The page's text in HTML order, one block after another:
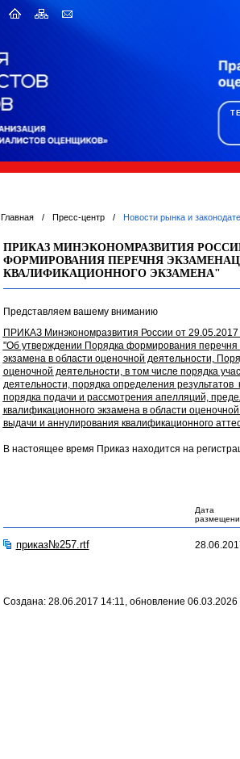
Главная / Пресс-центр / Новости рынка и
ПРИКАЗ МИНЭКОНОМРАЗВИТИЯ РОССИИ
ФОРМИРОВАНИЯ ПЕРЕЧНЯ
КВАЛИФИКАЦИОННОГО ЭКЗАМЕНА"
Представляем вашему вниманию
ПРИКАЗ Минэкономразвития России от 29.05.2017
"Об утверждении Порядка формирования перечня
экзамена в области оценочной деятельности,
оценочной деятельности, в том числе порядка
деятельности, порядка определения результатов
порядка подачи и рассмотрения апелляций,
квалификационного экзамена в области
выдачи и аннулирования квалификационного
В настоящее время Приказ находится на
Дата
приказ№257.rtf
Создана: 28.06.2017 14:11, обновление 06.03.2026